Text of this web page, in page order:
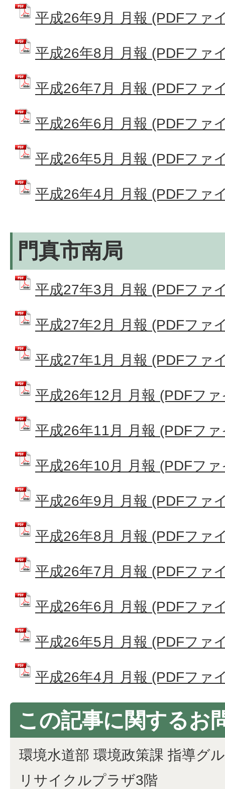
平成26年9月 月報 (PDFファ
平成26年8月 月報 (PDFファ
平成26年7月 月報 (PDFファ
平成26年6月 月報 (PDFファ
平成26年5月 月報 (PDFファ
平成26年4月 月報 (PDFファ
門真市南局
平成27年3月 月報 (PDFファ
平成27年2月 月報 (PDFファ
平成27年1月 月報 (PDFファ
平成26年12月 月報 (PDFフ
平成26年11月 月報 (PDFフ
平成26年10月 月報 (PDFフ
平成26年9月 月報 (PDFファ
平成26年8月 月報 (PDFファ
平成26年7月 月報 (PDFファ
平成26年6月 月報 (PDFファ
平成26年5月 月報 (PDFファ
平成26年4月 月報 (PDFファ
この記事に関するお
環境水道部 環境政策課 指導グ
リサイクルプラザ3階